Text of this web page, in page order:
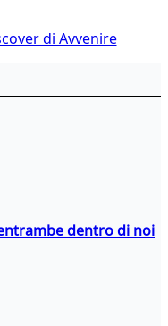
di Avvenire
dentro di noi